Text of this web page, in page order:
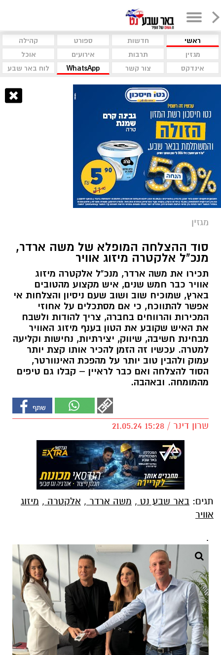
ראשי חדשות ספורט
קהילה
מגזין
תרבות אירועים
אוכל
אינדקס
צור קשר WhatsApp לוח באר שבע
מגזין
סוד ההצלחה המופלא של משה ארדר,
מנכ"ל אלקטרה מיזוג אוויר
תכירו את משה ארדר, מנכ"ל אלקטרה מיזוג
אוויר כבר חמש שנים, איש מקצוע מהטובים
בארץ, שמוכיח שוב ושוב שעם ניסיון והצלחות אי
אפשר להתווכח, כי אם מסתכלים על אחוזי
המכירות והרווחים בחברה, צריך להודות ולשבח
את האיש שקובע את הטון בענף מיזוג האוויר
מבחינת חשיבה, שיווק, יצירתיות, נחישות וקליעה
למטרה. עכשיו זה הזמן להכיר אותו קצת יותר
עמוק ולהבין טוב יותר על מהפכת האינוורטר,
הסוד להצלחה ואם כבר לראיין – קבלו גם טיפים
מהמומחה. ובאהבה.
שרון דינר / 15:28 21.05.24
תגים: באר שבע נט , משה ארדר , אלקטרה , מיזוג
אוויר
.